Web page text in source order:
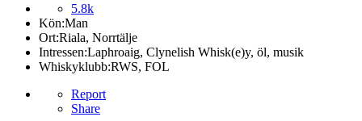
5.8k
Kön:Man
Ort:Riala, Norrtälje
Intressen:Laphroaig, Clynelish Whisk(e)y, öl, musik
Whiskyklubb:RWS, FOL
Report
Share